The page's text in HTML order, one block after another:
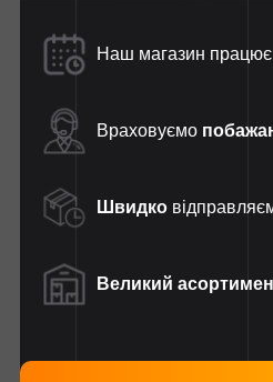
Наш магазин працює
Враховуємо
Швидко
Великий